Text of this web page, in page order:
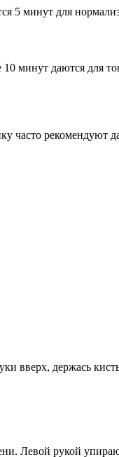
5 минут для
минут даются для
часто рекомендуют
вверх, держась
Левой рукой